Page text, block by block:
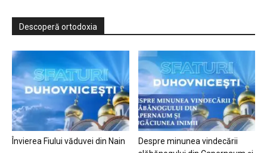
Descoperă ortodoxia
Învierea Fiului văduvei din Nain
Despre minunea vindecării